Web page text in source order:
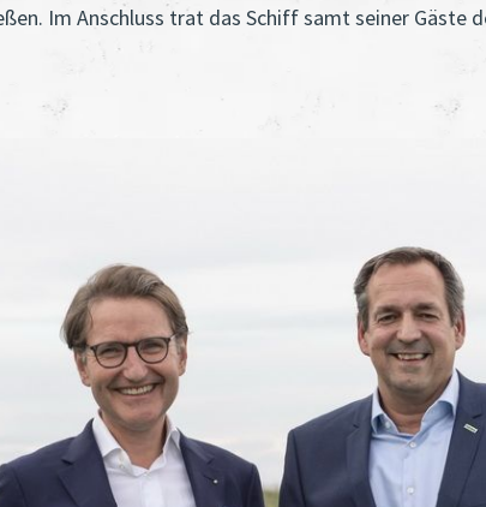
Im Anschluss trat das Schiff samt seiner Gäste